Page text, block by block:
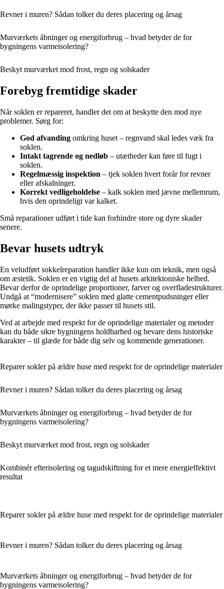
Revner i muren? Sådan tolker du deres placering og årsag
Murværkets åbninger og energiforbrug – hvad betyder de for
bygningens varmeisolering?
Beskyt murværket mod frost, regn og solskader
Forebyg fremtidige skader
Når soklen er repareret, handler det om at beskytte den mod nye
problemer. Sørg for:
God afvanding omkring huset – regnvand skal ledes væk fra
soklen.
Intakt tagrende og nedløb – utætheder kan føre til fugt i
soklen.
Regelmæssig inspektion – tjek soklen hvert forår for revner
eller afskalninger.
Korrekt vedligeholdelse – kalk soklen med jævne mellemrum,
hvis den oprindeligt var kalket.
Små reparationer udført i tide kan forhindre store og dyre skader
senere.
Bevar husets udtryk
En veludført sokkelreparation handler ikke kun om teknik, men også
om æstetik. Soklen er en vigtig del af husets arkitektoniske helhed.
Bevar derfor de oprindelige proportioner, farver og overfladestrukturer.
Undgå at “modernisere” soklen med glatte cementpudsninger eller
mørke malingstyper, der ikke passer til husets stil.
Ved at arbejde med respekt for de oprindelige materialer og metoder
kan du både sikre bygningens holdbarhed og bevare dens historiske
karakter – til glæde for både dig selv og kommende generationer.
Reparer sokler på ældre huse med respekt for de oprindelige materialer
Revner i muren? Sådan tolker du deres placering og årsag
Murværkets åbninger og energiforbrug – hvad betyder de for
bygningens varmeisolering?
Beskyt murværket mod frost, regn og solskader
Kombinér efterisolering og tagudskiftning for et mere energieffektivt
resultat
Reparer sokler på ældre huse med respekt for de oprindelige materialer
Revner i muren? Sådan tolker du deres placering og årsag
Murværkets åbninger og energiforbrug – hvad betyder de for
bygningens varmeisolering?